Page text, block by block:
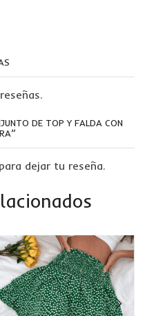
DE TOP Y FALDA CON
para dejar tu reseña.